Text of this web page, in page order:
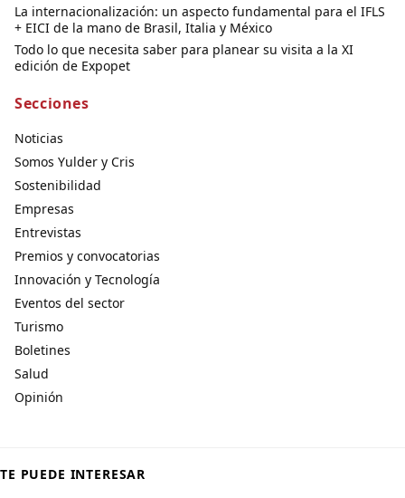
La internacionalización: un aspecto fundamental para el IFLS
+ EICI de la mano de Brasil, Italia y México
Todo lo que necesita saber para planear su visita a la XI
edición de Expopet
Secciones
Noticias
Somos Yulder y Cris
Sostenibilidad
Empresas
Entrevistas
Premios y convocatorias
Innovación y Tecnología
Eventos del sector
Turismo
Boletines
Salud
Opinión
TE PUEDE INTERESAR